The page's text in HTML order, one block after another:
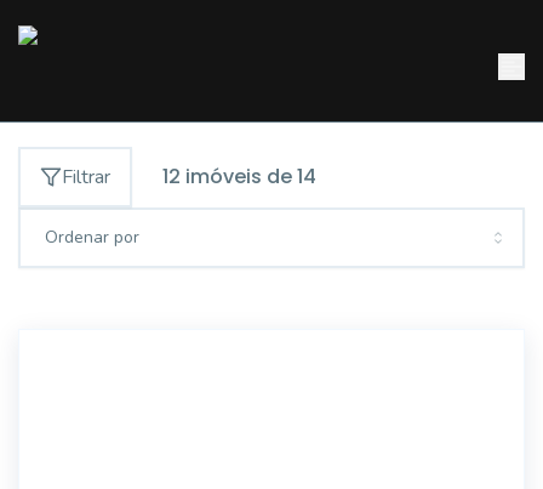
Filtrar 12 imóveis de14
Ordenar por